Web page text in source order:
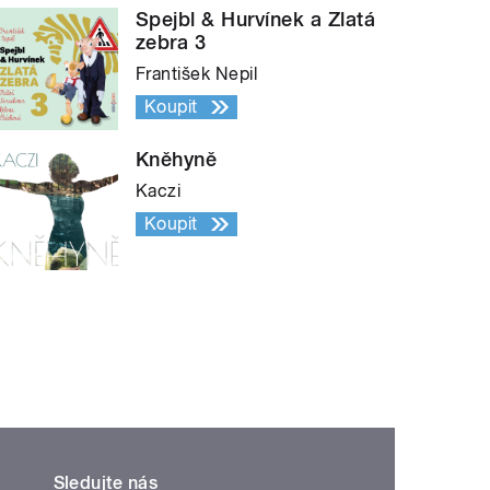
Spejbl & Hurvínek a Zlatá
zebra 3
František Nepil
Koupit
Kněhyně
Kaczi
Koupit
Sledujte nás